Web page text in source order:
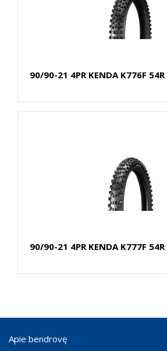
90/90-21 4PR KENDA K776F
90/90-21 4PR KENDA K777F 54R
Apie bendrovę